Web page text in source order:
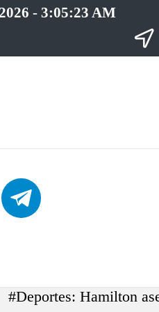
-3:05:24 AM
t.me
#Deportes: Hamilton